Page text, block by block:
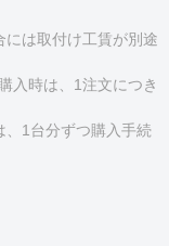
は取付け工賃が別途
入時は、1注文につき
1台分ずつ購入手続